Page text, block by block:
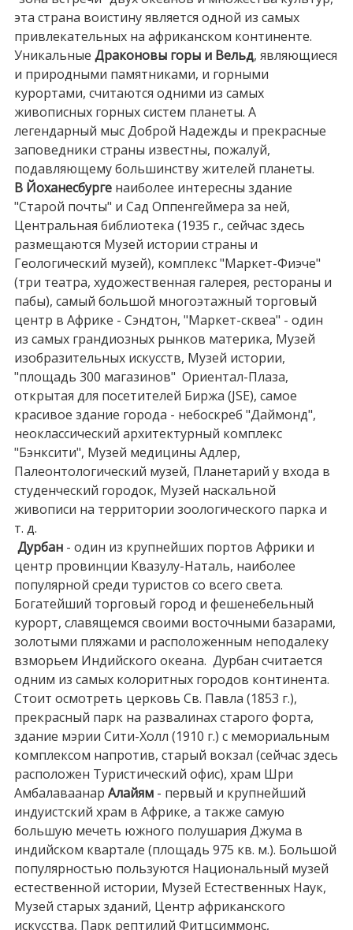
эта страна воистину является одной из самых
привлекательных на африканском континенте.
Уникальные Драконовы горы и Вельд, являющиеся
и природными памятниками, и горными
курортами, считаются одними из самых
живописных горных систем планеты. А
легендарный мыс Доброй Надежды и прекрасные
заповедники страны известны, пожалуй,
подавляющему большинству жителей планеты.
В Йоханесбургенаиболее интересны здание
"Старой почты" и Сад Оппенгеймера за ней,
Центральная библиотека (1935 г., сейчас здесь
размещаются Музей истории страны и
Геологический музей), комплекс "Маркет-Фиэче"
(три театра, художественная галерея, рестораны и
пабы), самый большой многоэтажный торговый
центр в Африке - Сэндтон, "Маркет-сквеа" - один
из самых грандиозных рынков материка, Музей
изобразительных искусств, Музей истории,
"площадь 300 магазинов" Ориентал-Плаза,
открытая для посетителей Биржа (JSE), самое
красивое здание города - небоскреб "Даймонд",
неоклассический архитектурный комплекс
"Бэнксити", Музей медицины Адлер,
Палеонтологический музей, Планетарий у входа в
студенческий городок, Музей наскальной
живописи на территории зоологического парка и
т. д.
Дурбан- один из крупнейших портов Африки и
центр провинции Квазулу-Наталь, наиболее
популярной среди туристов со всего света.
Богатейший торговый город и фешенебельный
курорт, славящемся своими восточными базарами,
золотыми пляжами и расположенным неподалеку
взморьем Индийского океана. Дурбан считается
одним из самых колоритных городов континента.
Стоит осмотреть церковь Св. Павла (1853 г.),
прекрасный парк на развалинах старого форта,
здание мэрии Сити-Холл (1910 г.) с мемориальным
комплексом напротив, старый вокзал (сейчас здесь
расположен Туристический офис), храм Шри
Амбалаваанар Алайям- первый и крупнейший
индуистский храм в Африке, а также самую
большую мечеть южного полушария Джума в
индийском квартале (площадь 975 кв. м.). Большой
популярностью пользуются Национальный музей
естественной истории, Музей Естественных Наук,
Музей старых зданий, Центр африканского
искусства, Парк рептилий Фитцсиммонс,